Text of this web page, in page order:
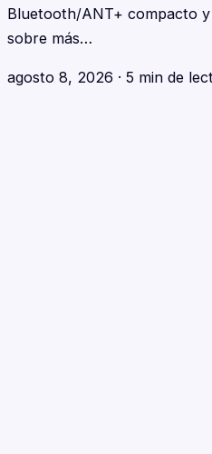
Bluetooth/ANT+ compacto
sobre más…
agosto 8, 2026 · 5 min de